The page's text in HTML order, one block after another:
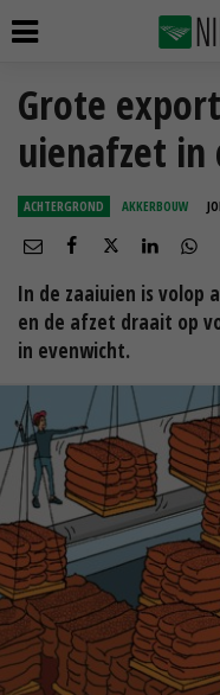
Grote
uienafzet in
ACHTERGROND AKKERBOUW
In de zaaiuien is volop
en de afzet draait op
in evenwicht.